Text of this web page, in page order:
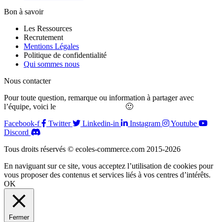
Bon à savoir
Les Ressources
Recrutement
Mentions Légales
Politique de confidentialité
Qui sommes nous
Nous contacter
Pour toute question, remarque ou information à partager avec
l’équipe, voici le
🙂
Facebook-f
Twitter Linkedin-in Instagram
Youtube
Discord
Tous droits réservés © ecoles-commerce.com 2015-2026
En naviguant sur ce site, vous acceptez l’utilisation de cookies pour
vous proposer des contenus et services liés à vos centres d’intérêts.
OK
Fermer